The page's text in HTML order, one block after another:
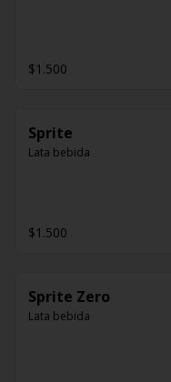
$1.500
Sprite
Lata bebida
$1.500
Sprite Zero
Lata bebida